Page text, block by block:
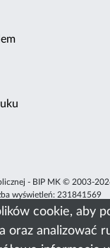
cookie, aby
oraz analizować
- BIP MK © 2003-
wyświetleń: 231841569